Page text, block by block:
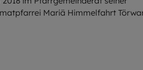
Mariä Himmelfahrt